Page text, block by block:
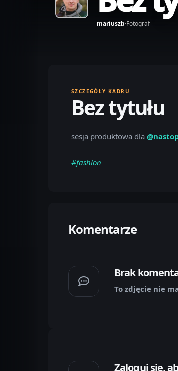
mariuszb·Fotograf
SZCZEGÓŁY KADRU
Bez tytułu
sesja produktowa dla
#fashion
Komentarze
Brak
To zdjęcie nie
Zaloguj się,